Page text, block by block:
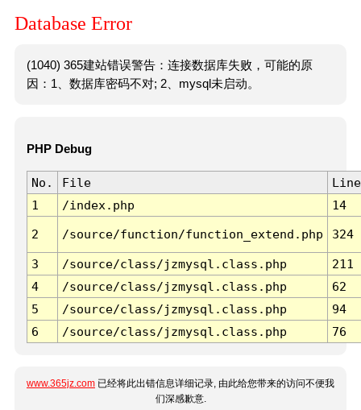
Database Error
(1040) 365建站错误警告：连接数据库失败，可能的原
因：1、数据库密码不对; 2、mysql未启动。
PHP Debug
No. File
Line
1
/index.php 14
2 /source/function/function_extend.php 324
3 /source/class/jzmysql.class.php
211
4
/source/class/jzmysql.class.php
62
5
/source/class/jzmysql.class.php
94
6
/source/class/jzmysql.class.php 76
www.365jz.com 已经将此出错信息详细记录, 由此给您带来的访问不便我
们深感歉意.